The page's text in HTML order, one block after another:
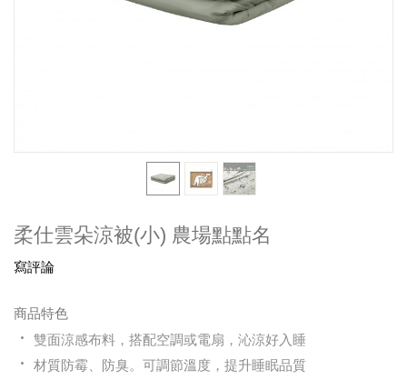
柔仕雲朵涼被(小) 農場點點名
寫評論
商品特色
雙面涼感布料，搭配空調或電扇，沁涼好入睡
材質防霉、防臭。可調節溫度，提升睡眠品質